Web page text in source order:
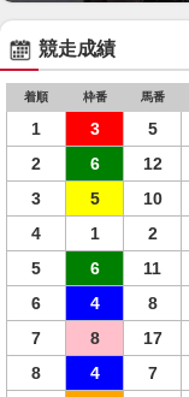
競走成績
着順 枠番 馬番
1 3 5
2
6 12
3
5 10
4
1 2
5
6 11
6
4 8
7
8 17
8
4 7